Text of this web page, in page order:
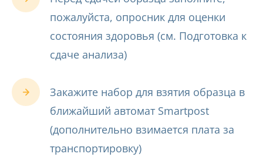
пожалуйста, опросник для оценки
состояния здоровья (см. Подготовка к
сдаче анализа)
Закажите набор для взятия образца в
ближайший автомат Smartpost
(дополнительно взимается плата за
транспортировку)